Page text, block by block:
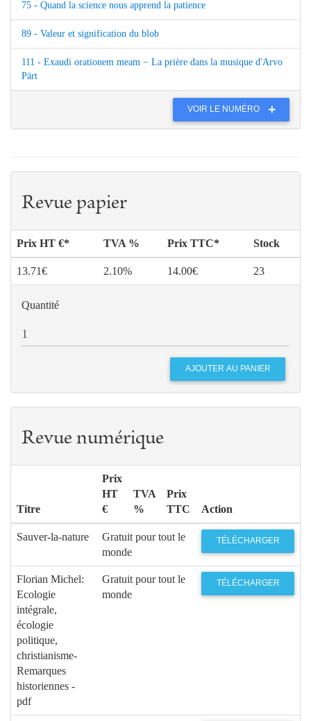
75 - Quand la science nous apprend la patience
89 - Valeur et signification du blob
111 - Exaudi orationem meam − La prière dans la musique d'Arvo
Pärt
VOIR LE NUMÉRO
Revue papier
Prix HT €* TVA % Prix TTC* Stock
13.71€ 2.10% 14.00€ 23
Quantité
Revue numérique
Titre
Prix
HT
€
TVA
%
Prix
TTC
Action
Sauver-la-nature
Gratuit pour tout le
monde
TÉLÉCHARGER
Florian Michel:
Ecologie
intégrale,
écologie
politique,
christianisme-
Remarques
historiennes -
pdf
Gratuit pour tout le
monde
TÉLÉCHARGER